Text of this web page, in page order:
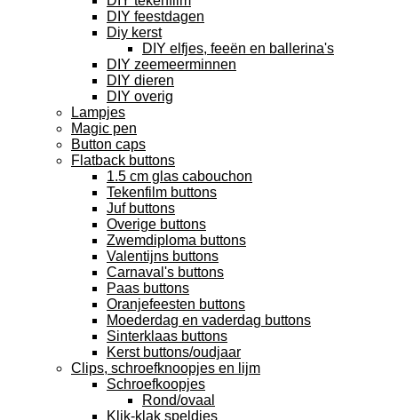
DIY feestdagen
Diy kerst
DIY elfjes, feeën en ballerina's
DIY zeemeerminnen
DIY dieren
DIY overig
Lampjes
Magic pen
Button caps
Flatback buttons
1.5 cm glas cabouchon
Tekenfilm buttons
Juf buttons
Overige buttons
Zwemdiploma buttons
Valentijns buttons
Carnaval's buttons
Paas buttons
Oranjefeesten buttons
Moederdag en vaderdag buttons
Sinterklaas buttons
Kerst buttons/oudjaar
Clips, schroefknoopjes en lijm
Schroefkoopjes
Rond/ovaal
Klik-klak speldjes